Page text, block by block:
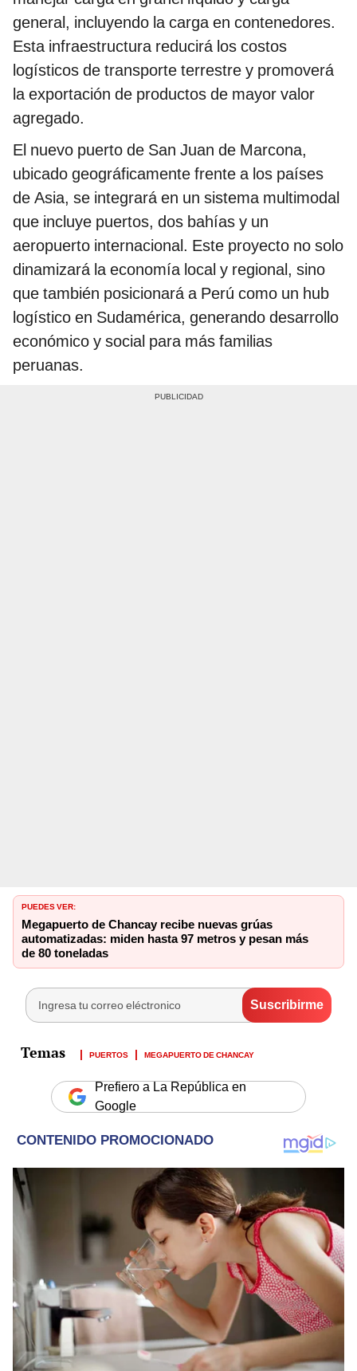
general, incluyendo la carga en contenedores.
Esta infraestructura reducirá los costos
logísticos de transporte terrestre y promoverá
la exportación de productos de mayor valor
agregado.
El nuevo puerto de San Juan de Marcona,
ubicado geográficamente frente a los países
de Asia, se integrará en un sistema multimodal
que incluye puertos, dos bahías y un
aeropuerto internacional. Este proyecto no solo
dinamizará la economía local y regional, sino
que también posicionará a Perú como un hub
logístico en Sudamérica, generando desarrollo
económico y social para más familias
peruanas.
PUEDES VER:
Megapuerto de Chancay recibe nuevas grúas
automatizadas: miden hasta 97 metros y pesan más
de 80 toneladas
PUERTOS MEGAPUERTO DE CHANCAY
Prefiero a La República en
Google